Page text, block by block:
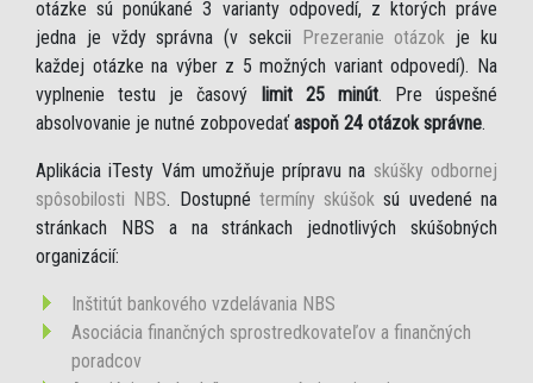
otázke sú ponúkané 3 varianty odpovedí, z ktorých práve
jedna je vždy správna (v sekcii Prezeranie otázok je ku
každej otázke na výber z 5 možných variant odpovedí). Na
vyplnenie testu je časový limit 25 minút. Pre úspešné
absolvovanie je nutné zobpovedaťaspoň 24 otázok správne.
Aplikácia iTesty Vám umožňuje prípravu na skúšky odbornej
spôsobilosti NBS. Dostupné termíny skúšok sú uvedené na
stránkach NBS a na stránkach jednotlivých skúšobných
organizácií:
Inštitút bankového vzdelávania NBS
Asociácia finančných sprostredkovateľov a finančných
poradcov